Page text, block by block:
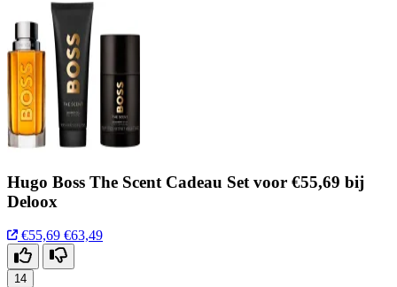
Hugo Boss The Scent Cadeau Set voor €55,69 bij
Deloox
€55,69 €63,49
14